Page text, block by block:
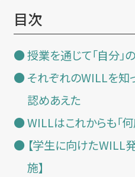
目次
授業を通じて「自分」
それぞれのWILLを知
認めあえた
WILLはこれからも「
【学生に向けたWILL
施】